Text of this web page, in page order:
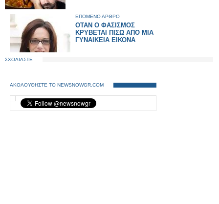
ΕΠΟΜΕΝΟ ΑΡΘΡΟ
ΟΤΑΝ Ο ΦΑΣΙΣΜΟΣ
ΚΡΥΒΕΤΑΙ ΠΙΣΩ ΑΠΟ ΜΙΑ
ΓΥΝΑΙΚΕΙΑ ΕΙΚΟΝΑ
ΣΧΟΛΙΑΣΤΕ
ΑΚΟΛΟΥΘΗΣΤΕ ΤΟ NEWSNOWGR.COM